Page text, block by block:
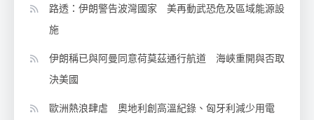
路透：伊朗警告波灣國家 美再動武恐危及區域能源設
施
伊朗稱已與阿曼同意荷莫茲通行航道 海峽重開與否取
決美國
歐洲熱浪肆虐 奧地利創高溫紀錄、匈牙利減少用電